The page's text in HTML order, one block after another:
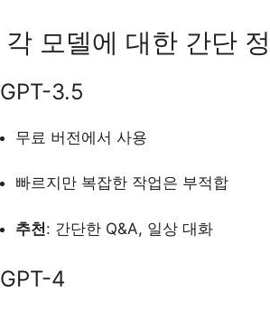
각 모델에 대한 간단
GPT-3.5
무료 버전에서 사용
빠르지만 복잡한 작업은 부적합
추천: 간단한 Q&A, 일상 대화
GPT-4